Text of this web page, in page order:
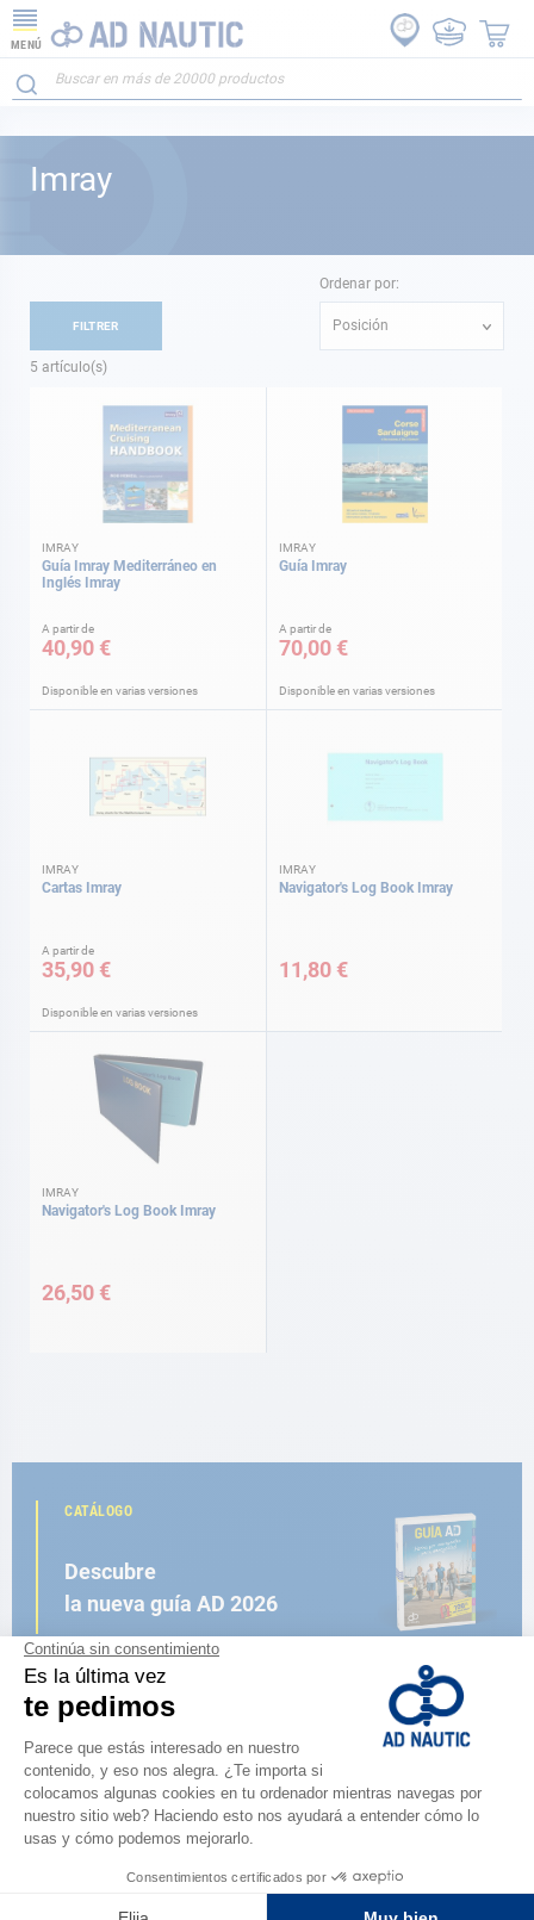
MENÚ
Imray
5 artículo(s)
Ordenar por:
Posición
IMRAY
Guía Imray Mediterráneo en
Inglés Imray
A partir de
40,90 €
Disponible en varias versiones
IMRAY
Guía Imray
A partir de
70,00 €
Disponible en varias versiones
IMRAY
Cartas Imray
A partir de
35,90 €
Disponible en varias versiones
IMRAY
Navigator's Log Book Imray
11,80 €
IMRAY
Navigator's Log Book Imray
26,50 €
FILTRER
CATÁLOGO
Descubre
la nueva guía AD 2026
NAVEGAR POR EL CATÁLOGO
ESPACIO FIDELIDAD
¿Eres apasionado?
Benefíciate de ventajas exclusivas